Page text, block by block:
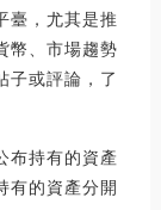
臺，尤其是推
幣、市場趨勢
子或評論，了
布持有的資產
有的資產分開